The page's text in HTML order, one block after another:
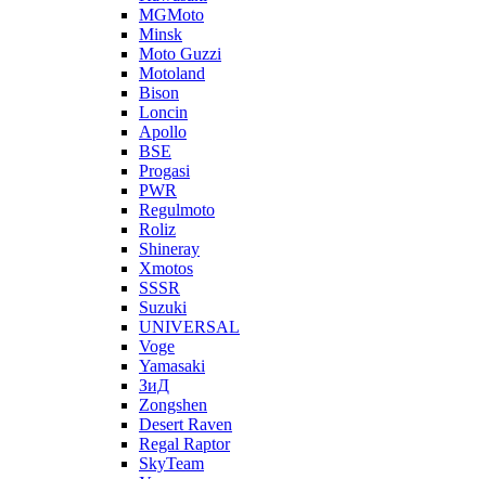
MGMoto
Minsk
Moto Guzzi
Motoland
Bison
Loncin
Apollo
BSE
Progasi
PWR
Regulmoto
Roliz
Shineray
Xmotos
SSSR
Suzuki
UNIVERSAL
Voge
Yamasaki
ЗиД
Zongshen
Desert Raven
Regal Raptor
SkyTeam